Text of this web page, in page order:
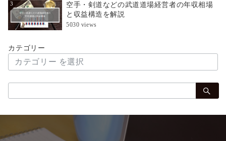
3
空手・剣道などの武道道場経営者の年収相場
と収益構造を解説
5030 views
カテゴリー
索：